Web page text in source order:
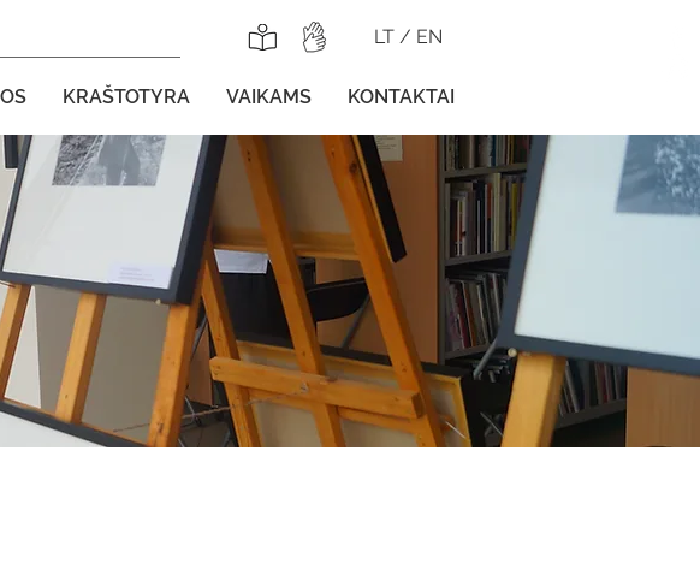
LT / EN
KRAŠTOTYRA VAIKAMS KONTAKTAI